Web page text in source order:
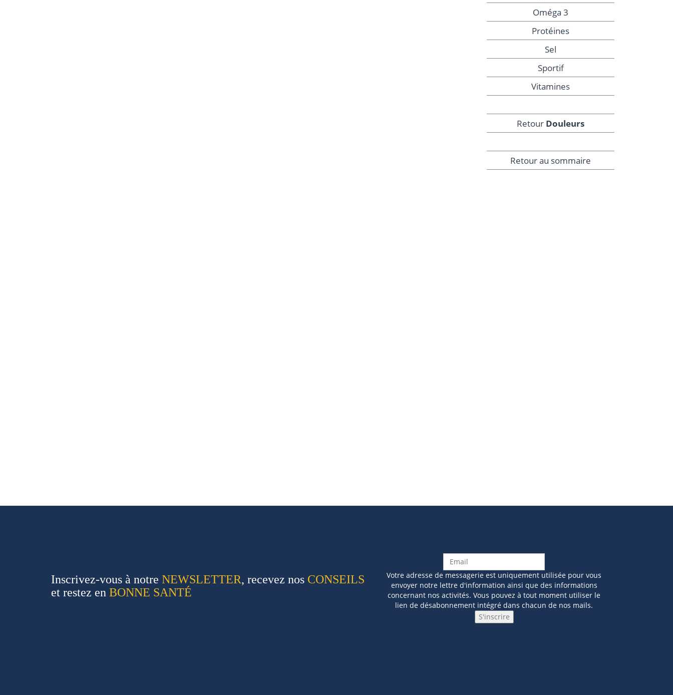
Oméga 3
Protéines
Sel
Sportif
Vitamines
Retour Douleurs
Retour au sommaire
Inscrivez-vous à notre NEWSLETTER, recevez nos CONSEILS
et restez en BONNE SANTÉ
Votre adresse de messagerie est uniquement utilisée pour vous
envoyer notre lettre d'information ainsi que des informations
concernant nos activités. Vous pouvez à tout moment utiliser le
lien de désabonnement intégré dans chacun de nos mails.